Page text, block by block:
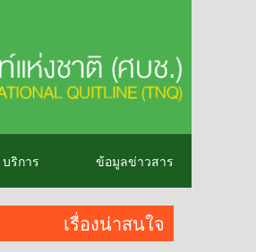
บริการ ข้อมูลข่าวสาร
เรื่องน่าสนใจ